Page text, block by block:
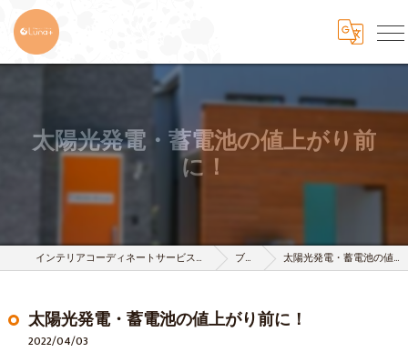
太陽光発電・蓄電池の値上がり前
に！
インテリアコーディネートサービスは株式会社 樹-itsuki- ブログ 太陽光発電・蓄電池の値上がり前に！
太陽光発電・蓄電池の値上がり前に！
2022/04/03